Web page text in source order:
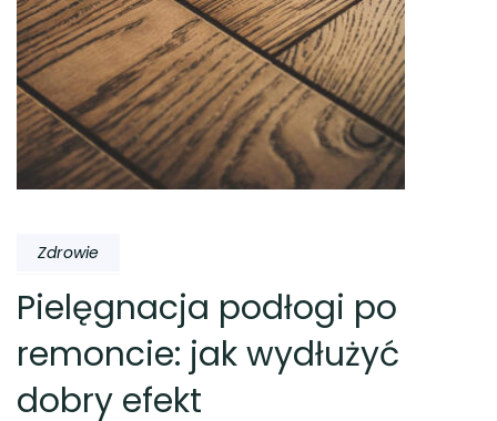
Zdrowie
Pielęgnacja podłogi po
remoncie: jak wydłużyć
dobry efekt